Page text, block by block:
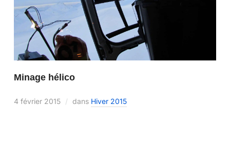
Minage hélico
4 février 2015 dans Hiver 2015